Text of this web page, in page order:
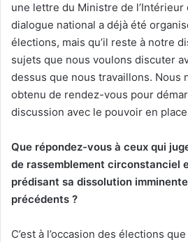
une lettre du Ministre de
dialogue national a déjà été
élections, mais qu’il reste à notre
sujets que nous voulons discuter
dessus que nous travaillons. Nous
obtenu de rendez-vous pour
discussion avec le pouvoir en
Que répondez-vous à ceux qui
de rassemblement circonstanciel
prédisant sa dissolution
précédents ?
C’est à l’occasion des élections